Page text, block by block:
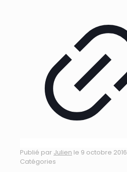
Publié par Julien le 9 octobre 2016
Catégories